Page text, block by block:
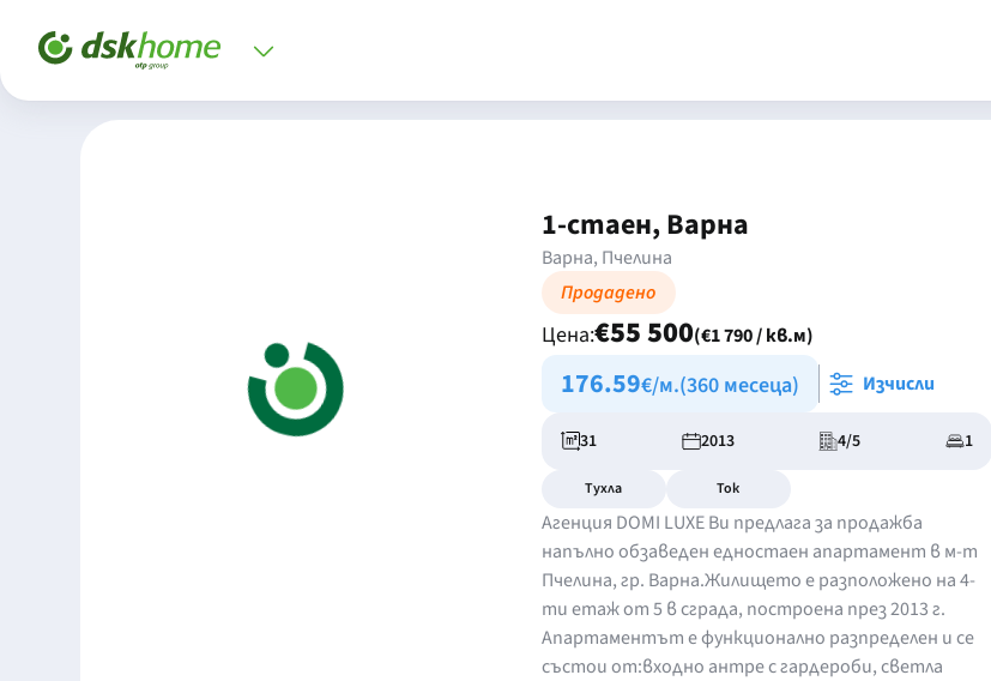
1-стаен, Варна
Варна, Пчелина
Продадено
Цена:€55 500(€1 790 / кв.м)
176.59€/м.(360 месеца) Изчисли
31 2013 4/5 1
Тухла Ток
Агенция DOMI LUXE Ви предлага за продажба
напълно обзаведен едностаен апартамент в м-т
Пчелина, гр. Варна.Жилището е разположено на 4-
ти етаж от 5 в сграда, построена през 2013 г.
Апартаментът е функционално разпределен и се
състои от:входно антре с гардероби, светла